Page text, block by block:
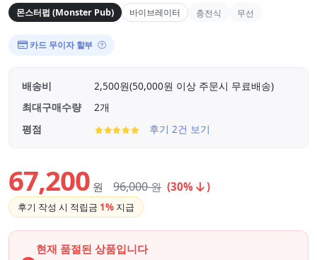
몬스터펍 (Monster Pub) 바이브레이터 충전식 무선
카드 무이자 할부
배송비
2,500원(50,000원 이상 주문시 무료배송)
최대구매수량
2개
평점
후기 2건 보기
67,200 원 96,000원 (30% )
후기 작성 시 적립금 1% 지급
현재 품절된 상품입니다